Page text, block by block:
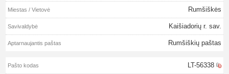
Rumšiškės
Kaišiadorių r. sav.
Rumšiškių paštas
LT-56338